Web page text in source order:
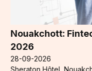
Nouakchott:
2026
28-09-2026
Sheraton Hôtel,